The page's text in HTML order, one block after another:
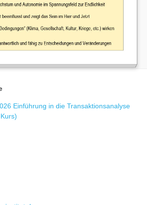
Einführung in die Transaktionsanalyse